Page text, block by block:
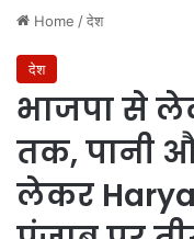
Home /देश
देश
भाजपा से
तक, पानी
लेकर